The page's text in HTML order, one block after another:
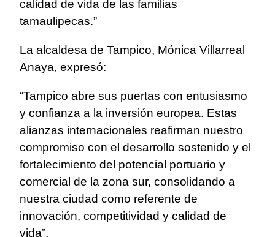
calidad de vida de las familias
tamaulipecas.”
La alcaldesa de Tampico, Mónica Villarreal
Anaya, expresó:
“Tampico abre sus puertas con entusiasmo
y confianza a la inversión europea. Estas
alianzas internacionales reafirman nuestro
compromiso con el desarrollo sostenido y el
fortalecimiento del potencial portuario y
comercial de la zona sur, consolidando a
nuestra ciudad como referente de
innovación, competitividad y calidad de
vida”.